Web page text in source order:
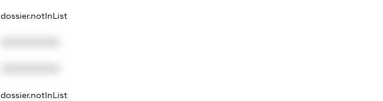
dossier.notInList
dossier.notInList